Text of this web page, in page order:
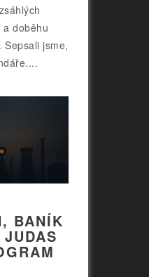
doběhu
Sepsali jsme,
BANÍK